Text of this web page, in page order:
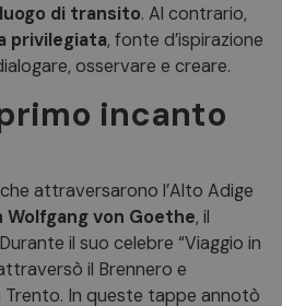
di transito. Al contrario,
privilegiata, fonte d’ispirazione
osservare e creare.
incanto
attraversarono l’Alto Adige
Wolfgang von Goethe, il
il suo celebre “Viaggio in
il Brennero e
Trento. In queste tappe annotò